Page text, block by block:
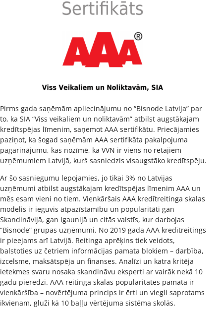
Pirms gada saņēmām apliecinājumu no “Bisnode Latvija” par
to, ka SIA “Viss veikaliem un noliktavām” atbilst augstākajam
kredītspējas līmenim, saņemot AAA sertifikātu. Priecājamies
paziņot, ka šogad saņēmām AAA sertifikāta pakalpojuma
pagarinājumu, kas nozīmē, ka VVN ir viens no retajiem
uzņēmumiem Latvijā, kurš sasniedzis visaugstāko kredītspēju.
Ar šo sasniegumu lepojamies, jo tikai 3% no Latvijas
uzņēmumi atbilst augstākajam kredītspējas līmenim AAA un
mēs esam vieni no tiem. Vienkāršais AAA kredītreitinga skalas
modelis ir ieguvis atpazīstamību un popularitāti gan
Skandināvijā, gan Igaunijā un citās valstīs, kur darbojas
“Bisnode” grupas uzņēmumi. No 2019 gada AAA kredītreitings
ir pieejams arī Latvijā. Reitinga aprēķins tiek veidots,
balstoties uz četriem informācijas pamata blokiem – darbība,
izcelsme, maksātspēja un finanses. Analīzi un katra kritēja
ietekmes svaru nosaka skandināvu eksperti ar vairāk nekā 10
gadu pieredzi. AAA reitinga skalas popularitātes pamatā ir
vienkāršība – novērtējuma princips ir ērti un viegli saprotams
ikvienam, gluži kā 10 baļļu vērtējuma sistēma skolās.